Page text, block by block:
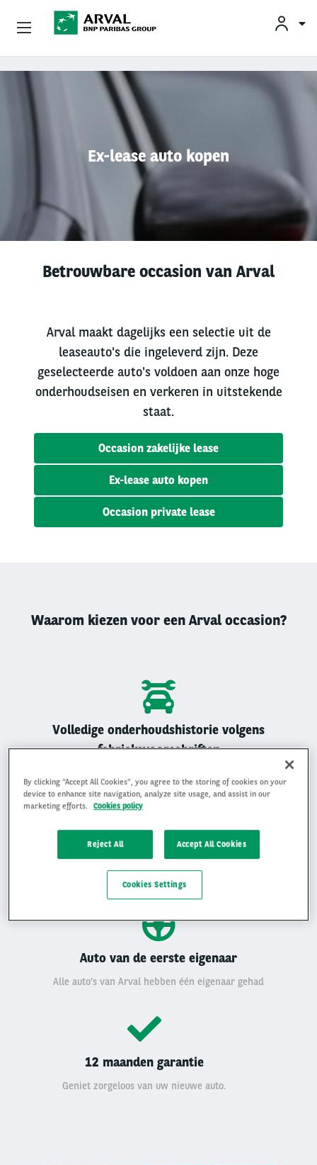
Overslaan en naar de inhoud gaan
Ex-lease auto kopen
Betrouwbare occasion van Arval
Arval maakt dagelijks een selectie uit de
leaseauto's die ingeleverd zijn. Deze
geselecteerde auto's voldoen aan onze hoge
onderhoudseisen en verkeren in uitstekende
staat.
Occasion zakelijke lease
Ex-lease auto kopen
Occasion private lease
Waarom kiezen voor een Arval occasion?
Volledige onderhoudshistorie volgens
fabrieksvoorschriften
Gemiddelde beoordeling van 4,9 op 5
Auto van de eerste eigenaar
Alle auto’s van Arval hebben één eigenaar gehad
12 maanden garantie
Geniet zorgeloos van uw nieuwe auto.
Zakelijk Leasen
Klantenservice
By clicking “Accept All Cookies”, you agree to the storing of cookies on your
device to enhance site navigation, analyze site usage, and assist in our
marketing efforts.
Cookies policy
Reject All Accept All Cookies
Cookies Settings